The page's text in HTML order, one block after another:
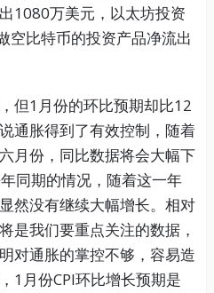
1080万美元，以太坊投资
空比特币的投资产品净流出
但1月份的环比预期却比12
通胀得到了有效控制，随着
月份，同比数据将会大幅下
同期的情况，随着这一年
然没有继续大幅增长。相对
是我们要重点关注的数据，
对通胀的掌控不够，容易造
1月份CPI环比增长预期是